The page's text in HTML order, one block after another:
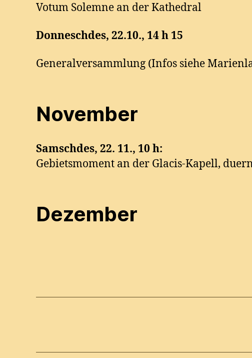
Votum Solemne an der Kathedral
Donneschdes, 22.10., 14 h 15
Generalversammlung (Infos siehe
November
Samschdes, 22. 11., 10 h:
Gebietsmoment an der Glacis-Kapell,
Dezember